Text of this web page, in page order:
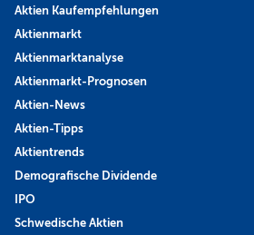
Aktien Kaufempfehlungen
Aktienmarkt
Aktienmarktanalyse
Aktienmarkt-Prognosen
Aktien-News
Aktien-Tipps
Aktientrends
Demografische Dividende
IPO
Schwedische Aktien